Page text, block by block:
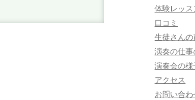
保護者
詳しく見
体験レッ
口コミ
生徒さんの
演奏の仕
演奏会の様
アクセス
お問い合